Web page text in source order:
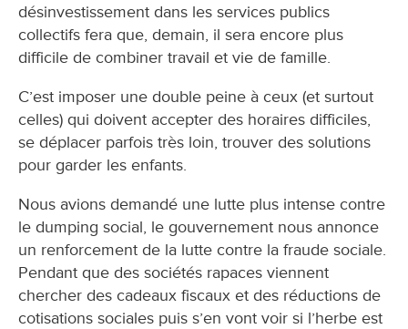
désinvestissement dans les services publics
collectifs fera que, demain, il sera encore plus
difficile de combiner travail et vie de famille.
C’est imposer une double peine à ceux (et surtout
celles) qui doivent accepter des horaires difficiles,
se déplacer parfois très loin, trouver des solutions
pour garder les enfants.
Nous avions demandé une lutte plus intense contre
le dumping social, le gouvernement nous annonce
un renforcement de la lutte contre la fraude sociale.
Pendant que des sociétés rapaces viennent
chercher des cadeaux fiscaux et des réductions de
cotisations sociales puis s’en vont voir si l’herbe est